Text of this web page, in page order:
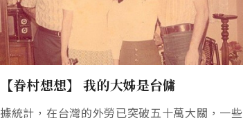
【眷村想想】 我的大姊是台傭
據統計，在台灣的外勞已突破五十萬大關，一些